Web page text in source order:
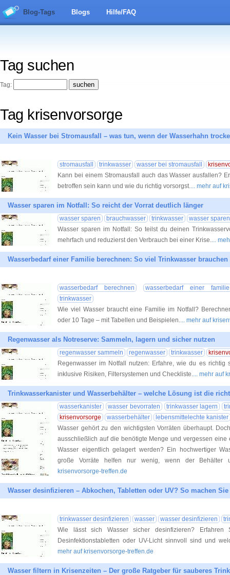
Blog-Tags Blogs Hilfe/FAQ
Tag suchen
Tag:
Tag krisenvorsorge
Kein Wasser bei Stromausfall – was tun, wenn der Wasserhahn
stromausfall trinkwasser wasser bei stromausfall
Kann bei einem Stromausfall auch das Wasser ausfallen?
betroffen sein kann und wie du richtig vorsorgst.... mehr auf
Wasser sparen im Notfall: So reicht der Vorrat deutlich länger
wasser sparen brauchwasser trinkwasser
wasser
Wasser sparen im Notfall: So teilst du deinen
mehrfach und reduzierst den Verbrauch bei einer Krise....
Wasserbedarf einer Familie berechnen: So viel Trinkwasser
wasserbedarf berechnen
wasserbedarf einer familie
trinkwasser
Wie viel Wasser braucht eine Familie im Notfall?
oder 10 Tage – mit Tabellen und Beispielen.... mehr auf
Regenwasser als Notreserve: Sammeln, lagern und sicher nutzen
regenwasser sammeln regenwasser trinkwasser
Regenwasser im Notfall nutzen: Erfahre, wie du es richtig
inklusive Risiken, Filtersystemen und Checkliste.... mehr auf
Trinkwasserkanister und Wasserbehälter – welche Lösung ist die
wasserkanister wasser bevorraten trinkwasser lagern
krisenvorsorge
wasserbehälter
lebensmittelechte kanister
Wasser gehört zu den wichtigsten Vorräten überhaupt.
ausschließlich auf die benötigte Menge und vergessen eine
Wasser eigentlich gelagert werden? Ein hochwertiger
große Vorräte helfen nur wenig, wenn der Behälter
krisenvorsorge-treffen.de
Wasser desinfizieren – Abkochen, Tabletten oder UV? So machen
trinkwasser desinfizieren wasser wasser desinfizieren
Wie lässt sich Wasser sicher desinfizieren? Erfahren
Desinfektionstabletten oder UV-Licht sinnvoll sind und
mehr auf krisenvorsorge-treffen.de
Wasser filtern in Krisenzeiten – Der große Ratgeber für sauberes